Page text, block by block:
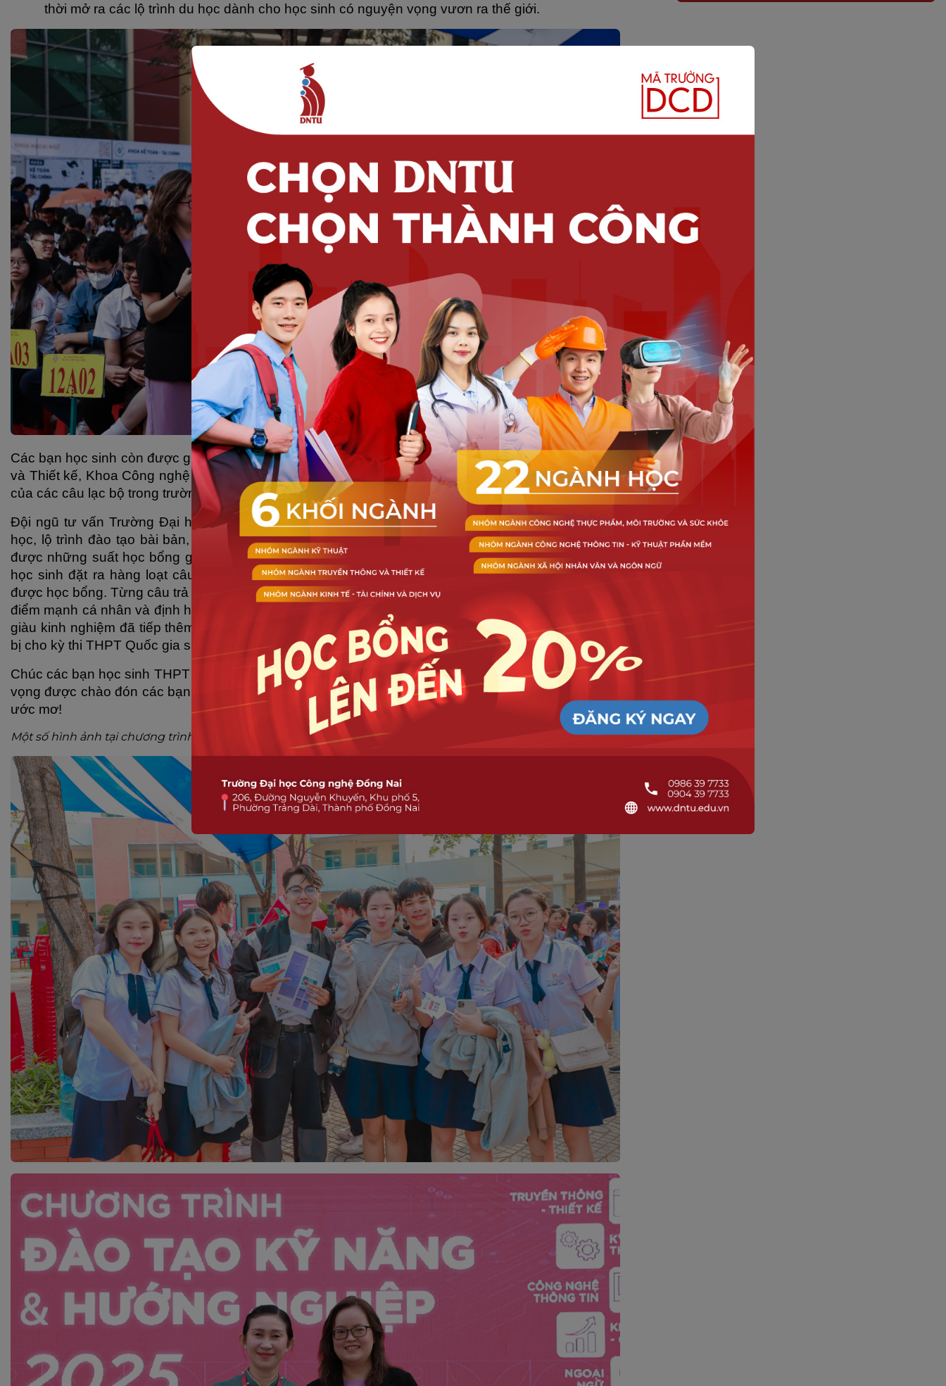
thời mở ra các lộ trình du học dành cho học sinh có nguyện vọng vươn ra thế giới.
Các bạn học sinh còn được giao lưu trực tiếp với thầy cô và sinh viên đến từ các Khoa Truyền thông
và Thiết kế, Khoa Công nghệ Thông tin, Khoa Ngoại ngữ, Kinh tế - Quản trị… Đặc biệt, sự xuất hiện
của các câu lạc bộ trong trường cũng giúp các bạn hình dung rõ hơn về đời sống đại học tại DNTU.
Đội ngũ tư vấn Trường Đại học Công nghệ Đồng Nai đã cung cấp thông tin chi tiết về các ngành
học, lộ trình đào tạo bài bản, liên kết với nhiều đối tác trong và ngoài nước cũng như cơ hội nhận
được những suất học bổng giá trị từ DNTU. Không khí tại chương trình trở nên sôi nổi khi các bạn
học sinh đặt ra hàng loạt câu hỏi về ngành học yêu thích, lộ trình đào tạo, và các tiêu chí để đạt
được học bổng. Từng câu trả lời từ đội ngũ tư vấn đều giúp các bạn tiến gần hơn đến việc khám phá
điểm mạnh cá nhân và định hướng ngành nghề phù hợp. Ngoài ra, những lời khuyên từ các thầy cô
giàu kinh nghiệm đã tiếp thêm động lực và sự tự tin cho các bạn 2K7ers trong chặng đường chuẩn
bị cho kỳ thi THPT Quốc gia sắp tới.
Chúc các bạn học sinh THPT Trấn Biên luôn tự tin, vững vàng và gặt hái được nhiều thành công. Hy
vọng được chào đón các bạn trong mái nhà chung của DNTU – nơi nuôi dưỡng và phát triển những
ước mơ!
Một số hình ảnh tại chương trình: